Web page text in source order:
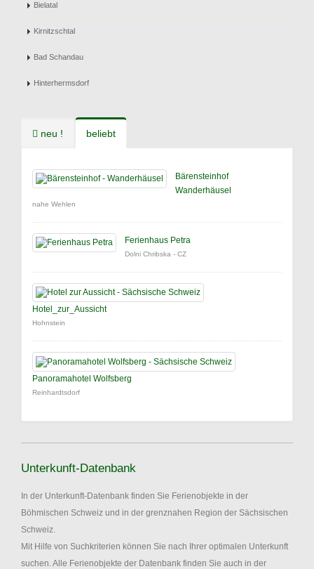
Bielatal
Kirnitzschtal
Bad Schandau
Hinterhermsdorf
neu ! beliebt
Bärensteinhof
Wanderhäusel
nahe Wehlen
Ferienhaus Petra
Dolni Chribska - CZ
Hotel_zur_Aussicht
Hohnstein
Panoramahotel Wolfsberg
Reinhardtsdorf
Unterkunft-Datenbank
In der Unterkunft-Datenbank finden Sie Ferienobjekte in der
Böhmischen Schweiz und in der grenznahen Region der Sächsischen
Schweiz.
Mit Hilfe von Suchkriterien können Sie nach Ihrer optimalen Unterkunft
suchen. Alle Ferienobjekte der Datenbank finden Sie auch in der